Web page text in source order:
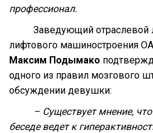
профессионал.
Заведующий отраслевой
лифтового машиностроения
Максим Подымако
одного из правил мозгового
обсуждении девушки:
– Существует мнение,
беседе ведет к